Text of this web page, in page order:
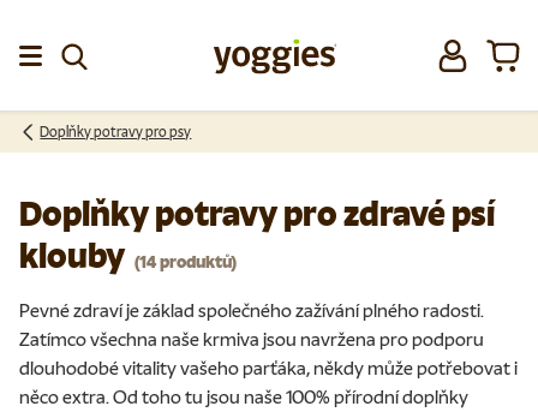
Přeskočit na obsah
Přihlásit se
Doplňky potravy pro psy
Doplňky potravy pro zdravé psí
klouby (14 produktů)
Pevné zdraví je základ společného zažívání plného radosti.
Zatímco všechna naše krmiva jsou navržena pro podporu
dlouhodobé vitality vašeho parťáka, někdy může potřebovat i
něco extra. Od toho tu jsou naše 100% přírodní doplňky